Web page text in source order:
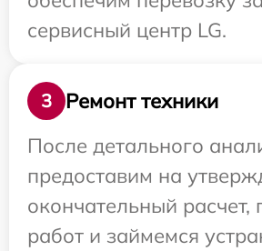
сервисный центр LG.
3
Ремонт техники
После детального
предоставим на
окончательный расчет,
работ и займемся